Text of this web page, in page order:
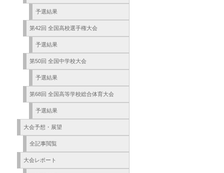
予選結果
第42回 全国高校選手権大会
予選結果
第50回 全国中学校大会
予選結果
第68回 全国高等学校総合体育大会
予選結果
大会予想・展望
全記事閲覧
大会レポート